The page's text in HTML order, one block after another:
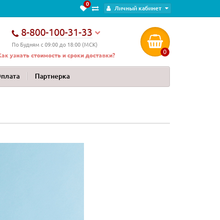
0
Личный кабинет
8-800-100-31-33
По Будням с 09:00 до 18:00 (МСК)
узнать стоимость и сроки доставки?
0
Партнерка
Новинка